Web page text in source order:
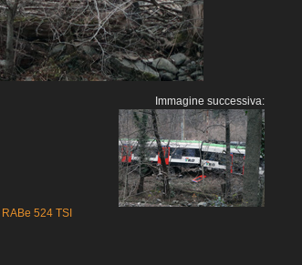
RABe 524 TSI
Immagine successiva: